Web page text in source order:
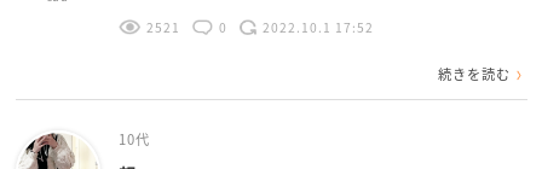
2521 0 2022.10.1 17:52
続きを読む
10代